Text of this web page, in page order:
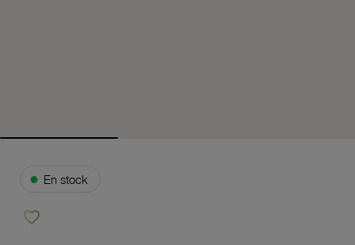
● En stock
favorite_border